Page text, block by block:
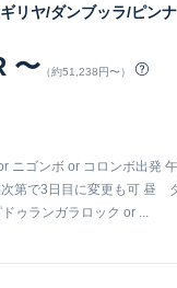
リヤ/ダンブッラ/ピン
〜 （約51,238円〜）
ニゴンボ or コロンボ出発
第で3日目に変更も可 昼
ゥランガラロック or ...